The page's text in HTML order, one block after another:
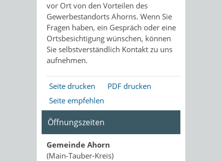
vor Ort von den Vorteilen des
Gewerbestandorts Ahorns. Wenn Sie
Fragen haben, ein Gespräch oder eine
Ortsbesichtigung wünschen, können
Sie selbstverständlich Kontakt zu uns
aufnehmen.
Seite drucken
PDF drucken
Seite empfehlen
Öffnungszeiten
Gemeinde Ahorn
(Main-Tauber-Kreis)